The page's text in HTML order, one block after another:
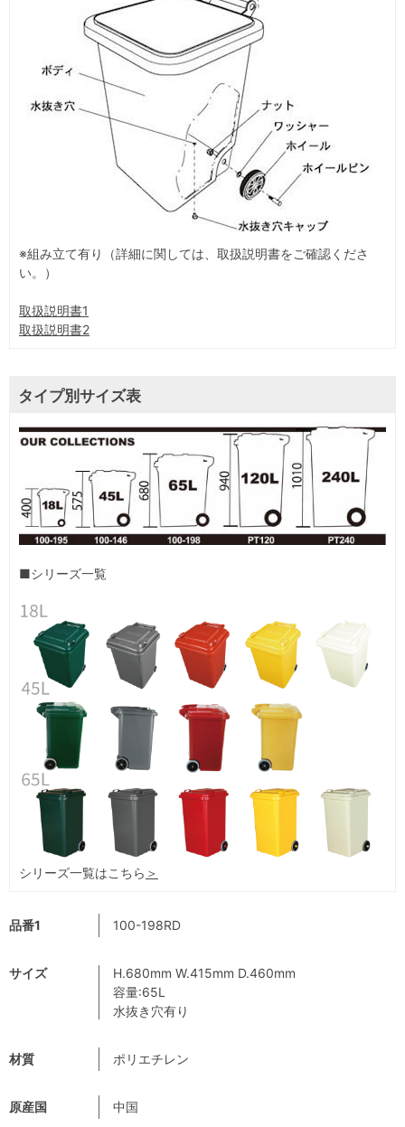
品番1 100-198RD
サイズ
H.680mm W.415mm D.460mm
容量:65L
水抜き穴有り
材質 ポリエチレン
原産国 中国
※組み立て有り（詳細に関しては、取扱説明書をご確認くださ
い。）
取扱説明書1
取扱説明書2
タイプ別サイズ表
■シリーズ一覧
シリーズ一覧はこちら ＞